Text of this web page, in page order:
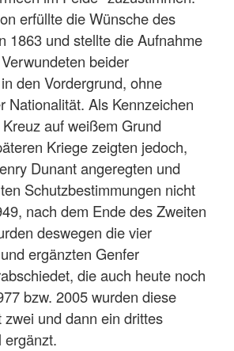
erfüllte die Wünsche des
1863 und stellte die Aufnahme
beider
den Vordergrund, ohne
Nationalität. Als Kennzeichen
auf weißem Grund
Kriege zeigten jedoch,
Dunant angeregten und
Schutzbestimmungen nicht
nach dem Ende des Zweiten
deswegen die vier
ergänzten Genfer
die auch heute noch
bzw. 2005 wurden diese
und dann ein drittes
ergänzt.